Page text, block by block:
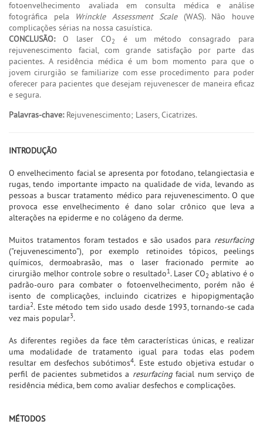
fotoenvelhecimento avaliada em consulta médica e análise
fotográfica pela
Wrinckle Assessment Scale(WAS). Não houve
complicações sérias na nossa casuística.
CONCLUSÃO:O laser CO2
é um método consagrado para
rejuvenescimento facial, com grande satisfação por parte das
pacientes. A residência médica é um bom momento para que o
jovem cirurgião se familiarize com esse procedimento para poder
oferecer para pacientes que desejam rejuvenescer de maneira eficaz
e segura.
Palavras-chave:Rejuvenescimento; Lasers, Cicatrizes.
INTRODUÇÃO
O envelhecimento facial se apresenta por fotodano, telangiectasia e
rugas, tendo importante impacto na qualidade de vida, levando as
pessoas a buscar tratamento médico para rejuvenescimento. O que
provoca esse envelhecimento é dano solar crônico que leva a
alterações na epiderme e no colágeno da derme.
Muitos tratamentos foram testados e são usados para resurfacing
("rejuvenescimento"), por exemplo retinoides tópicos, peelings
químicos, dermoabrasão, mas o laser fracionado permite ao
cirurgião melhor controle sobre o resultado1. Laser CO2 ablativo é o
padrão-ouro para combater o fotoenvelhecimento, porém não é
isento de complicações, incluindo cicatrizes e hipopigmentação
tardia2. Este método tem sido usado desde 1993, tornando-se cada
vez mais popular3.
As diferentes regiões da face têm características únicas, e realizar
uma modalidade de tratamento igual para todas elas podem
resultar em desfechos subótimos4. Este estudo objetiva estudar o
perfil de pacientes submetidos a resurfacingfacial num serviço de
residência médica, bem como avaliar desfechos e complicações.
MÉTODOS